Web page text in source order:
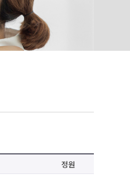
정원